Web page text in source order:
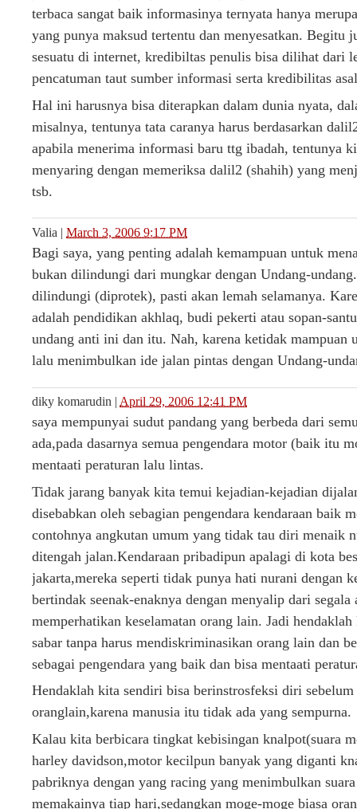
terbaca sangat baik informasinya ternyata hanya
yang punya maksud tertentu dan menyesatkan. Begitu
sesuatu di internet, kredibiltas penulis bisa dilihat dari
pencatuman taut sumber informasi serta kredibilitas
Hal ini harusnya bisa diterapkan dalam dunia nyata,
misalnya, tentunya tata caranya harus berdasarkan
apabila menerima informasi baru ttg ibadah, tentunya
menyaring dengan memeriksa dalil2 (shahih) yang
tsb.
Valia | March 3, 2006 9:17 PM
Bagi saya, yang penting adalah kemampuan untuk
bukan dilindungi dari mungkar dengan Undang-
dilindungi (diprotek), pasti akan lemah selamanya.
adalah pendidikan akhlaq, budi pekerti atau sopan-
undang anti ini dan itu. Nah, karena ketidak mampuan
lalu menimbulkan ide jalan pintas dengan Undang-
diky komarudin | April 29, 2006 12:41 PM
saya mempunyai sudut pandang yang berbeda dari
ada,pada dasarnya semua pengendara motor (baik itu
mentaati peraturan lalu lintas.
Tidak jarang banyak kita temui kejadian-kejadian
disebabkan oleh sebagian pengendara kendaraan baik
contohnya angkutan umum yang tidak tau diri menaik
ditengah jalan.Kendaraan pribadipun apalagi di kota
jakarta,mereka seperti tidak punya hati nurani dengan
bertindak seenak-enaknya dengan menyalip dari segala
memperhatikan keselamatan orang lain. Jadi
sabar tanpa harus mendiskriminasikan orang lain dan
sebagai pengendara yang baik dan bisa mentaati
Hendaklah kita sendiri bisa berinstrosfeksi diri
oranglain,karena manusia itu tidak ada yang sempurna.
Kalau kita berbicara tingkat kebisingan knalpot(suara
harley davidson,motor kecilpun banyak yang diganti
pabriknya dengan yang racing yang menimbulkan
memakainya tiap hari,sedangkan moge-moge biasa